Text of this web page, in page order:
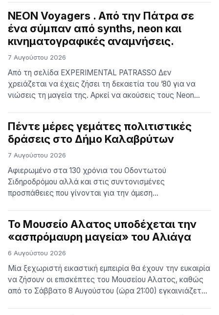
σε συνδιοργάνωση με την Εφορεία Αρχαιοτήτων
Αιτωλοακαρνανίας και Λευκάδος, στο πλαίσιο των
Πολιτιστικών Εκδηλώσεων του Δήμου Ναυπακτίας για
NEON Voyagers . Από την Πάτρα σε
ένα σύμπαν από synths, neon και
κινηματογραφικές αναμνήσεις.
7 Αυγούστου 2026
Aπό τη σελίδα ΕXPERIMENTAL PATRASSO Δεν
χρειάζεται να έχεις ζήσει τη δεκαετία του ’80 για να
νιώσεις τη μαγεία της. Αρκεί να ακούσεις τους Neon
συναισθήματα και κινηματογραφικές διαδρομές που
μοιάζουν να έρχονται από ένα μέλλον όπως το
φαντάζονταν οι άνθρωποι […]
Πέντε μέρες γεμάτες πολιτιστικές
δράσεις στο Δήμο Καλαβρύτων
7 Αυγούστου 2026
Αφιερωμένο στα 130 χρόνια του Οδοντωτού
Σιδηροδρόμου αλλά και στις συντονισμένες
προσπάθειες που γίνονται για την άμεση
2026» που διοργανώνει ο Δήμος Καλαβρύτων. Αυτή την
εβδομάδα ξεχωρίζει, την Κυριακή στις 9 μ.μ., η μεγάλη
συναυλία στο Πανελλήνιο Ηρώο Εθνικής Παλιγγενεσίας
Το Μουσείο Αλατος υποδέχεται την
«ασπρόμαυρη μαγεία» του Αλιάγα
6 Αυγούστου 2026
Μία ξεχωριστή εικαστική εμπειρία θα έχουν την ευκαιρία
να ζήσουν οι επισκέπτες του Μουσείου Αλατος, καθώς
από το Σάββατο 8 Αυγούστου (ώρα 21:00) εγκαινιάζεται